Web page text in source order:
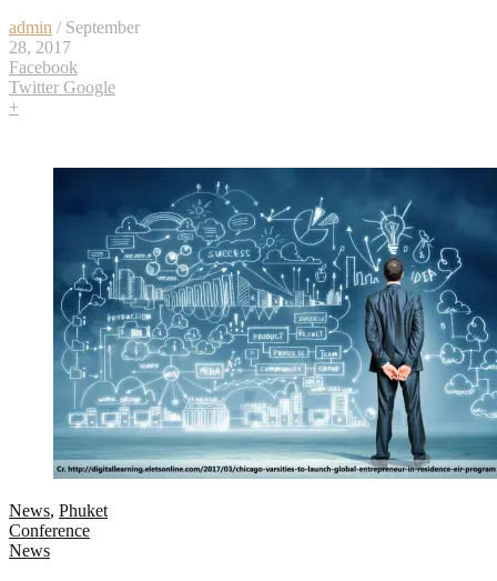
admin / September
28, 2017
Facebook
Twitter Google
+
News, Phuket
Conference
News